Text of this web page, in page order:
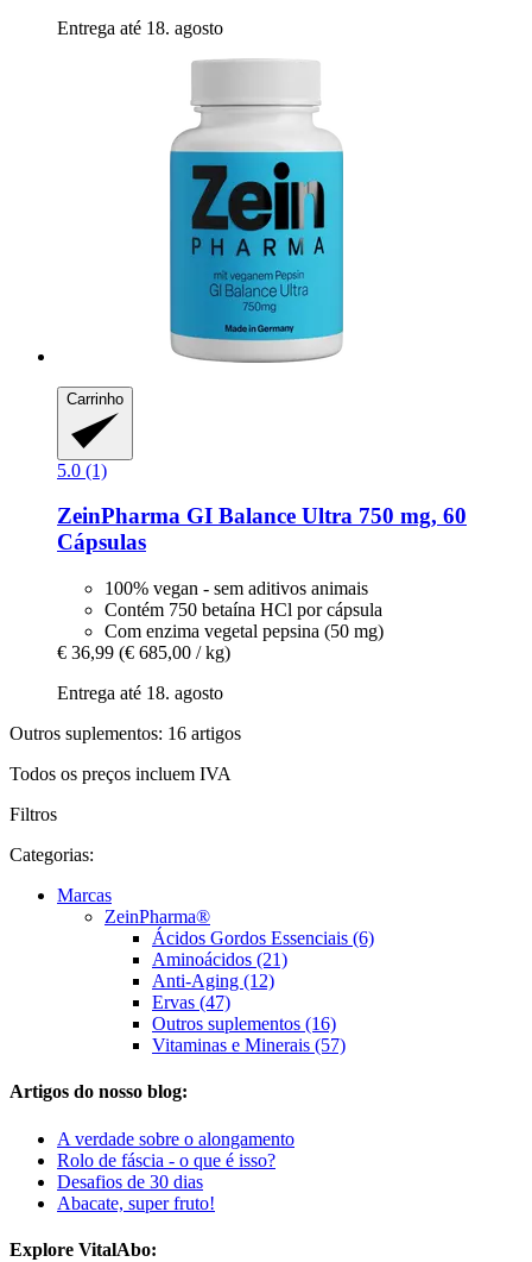
Entrega até 18. agosto
Carrinho
5.0 (1)
ZeinPharma GI Balance Ultra 750 mg, 60
Cápsulas
100% vegan - sem aditivos animais
Contém 750 betaína HCl por cápsula
Com enzima vegetal pepsina (50 mg)
€ 36,99 (€ 685,00 / kg)
Entrega até 18. agosto
Outros suplementos: 16 artigos
Todos os preços incluem IVA
Filtros
Categorias:
Marcas
ZeinPharma®
Ácidos Gordos Essenciais (6)
Aminoácidos (21)
Anti-Aging (12)
Ervas (47)
Outros suplementos (16)
Vitaminas e Minerais (57)
Artigos do nosso blog:
A verdade sobre o alongamento
Rolo de fáscia - o que é isso?
Desafios de 30 dias
Abacate, super fruto!
Explore VitalAbo: